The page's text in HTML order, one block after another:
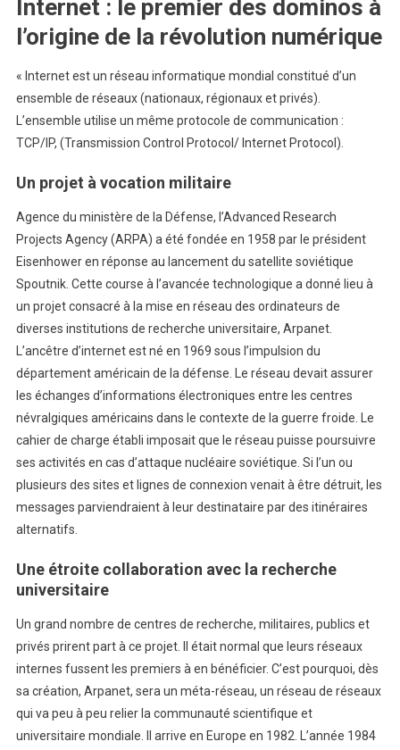
Internet : le premier des dominos à
l’origine de la révolution numérique
« Internet est un réseau informatique mondial constitué d’un
ensemble de réseaux (nationaux, régionaux et privés).
L’ensemble utilise un même protocole de communication :
TCP/IP, (Transmission Control Protocol/ Internet Protocol).
Un projet à vocation militaire
Agence du ministère de la Défense, l’Advanced Research
Projects Agency (ARPA) a été fondée en 1958 par le président
Eisenhower en réponse au lancement du satellite soviétique
Spoutnik. Cette course à l’avancée technologique a donné lieu à
un projet consacré à la mise en réseau des ordinateurs de
diverses institutions de recherche universitaire, Arpanet.
L’ancêtre d’internet est né en 1969 sous l’impulsion du
département américain de la défense. Le réseau devait assurer
les échanges d’informations électroniques entre les centres
névralgiques américains dans le contexte de la guerre froide. Le
cahier de charge établi imposait que le réseau puisse poursuivre
ses activités en cas d’attaque nucléaire soviétique. Si l’un ou
plusieurs des sites et lignes de connexion venait à être détruit, les
messages parviendraient à leur destinataire par des itinéraires
alternatifs.
Une étroite collaboration avec la recherche
universitaire
Un grand nombre de centres de recherche, militaires, publics et
privés prirent part à ce projet. Il était normal que leurs réseaux
internes fussent les premiers à en bénéficier. C’est pourquoi, dès
sa création, Arpanet, sera un méta-réseau, un réseau de réseaux
qui va peu à peu relier la communauté scientifique et
universitaire mondiale. Il arrive en Europe en 1982. L’année 1984